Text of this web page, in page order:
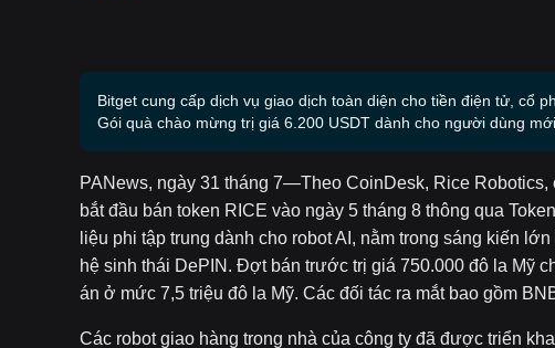
Bitget cung cấp dịch vụ giao dịch toàn diện cho tiền điện tử, cổ
Gói quà chào mừng trị giá 6.200 USDT dành cho người dùng
PANews, ngày 31 tháng 7—Theo CoinDesk, Rice
bắt đầu bán token RICE vào ngày 5 tháng 8 thông qua
liệu phi tập trung dành cho robot AI, nằm trong sáng kiến
hệ sinh thái DePIN. Đợt bán trước trị giá 750.000 đô la Mỹ
án ở mức 7,5 triệu đô la Mỹ. Các đối tác ra mắt bao gồm
Các robot giao hàng trong nhà của công ty đã được triển